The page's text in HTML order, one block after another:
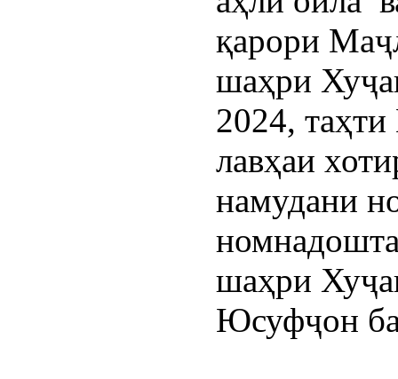
қарори
шаҳри
2024,
лавҳаи
намудани
шаҳри
Юсуфҷон ба